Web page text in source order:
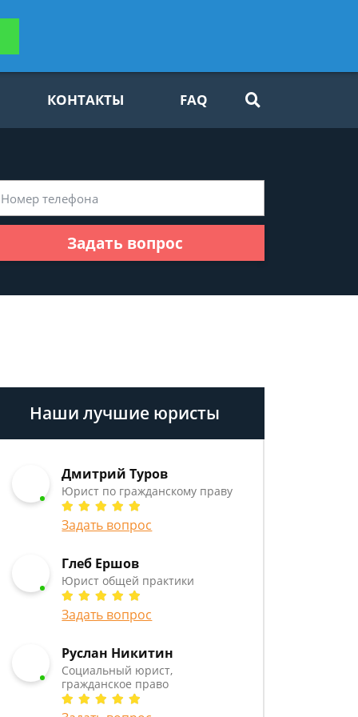
КОНТАКТЫ FAQ
Задать вопрос
Наши лучшие юристы
Дмитрий Туров
Юрист по гражданскому праву
Задать вопрос
Глеб Ершов
Юрист общей практики
Задать вопрос
Руслан Никитин
Социальный юрист,
гражданское право